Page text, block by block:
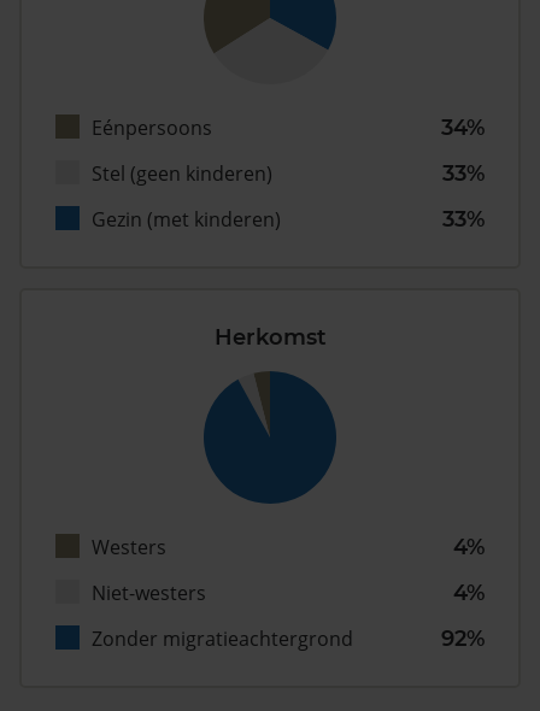
Eénpersoons
34%
Stel (geen kinderen)
33%
Gezin (met kinderen)
33%
Herkomst
Westers
4%
Niet-westers
4%
Zonder migratieachtergrond
92%